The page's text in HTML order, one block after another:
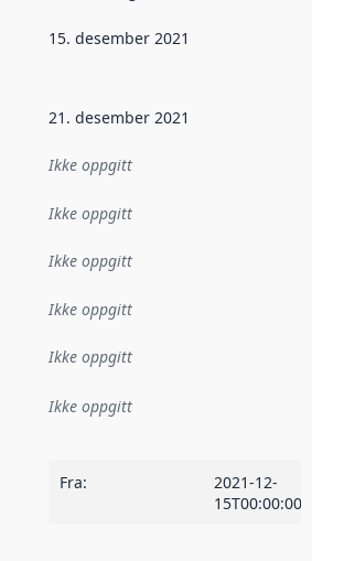
datoen sier når dataene i dette
15. desember 2021
21. desember 2021
Ikke oppgitt
Ikke oppgitt
Ikke oppgitt
Ikke oppgitt
Ikke oppgitt
:
Ikke oppgitt
Fra:
2021-12-
15T00:00:00Z